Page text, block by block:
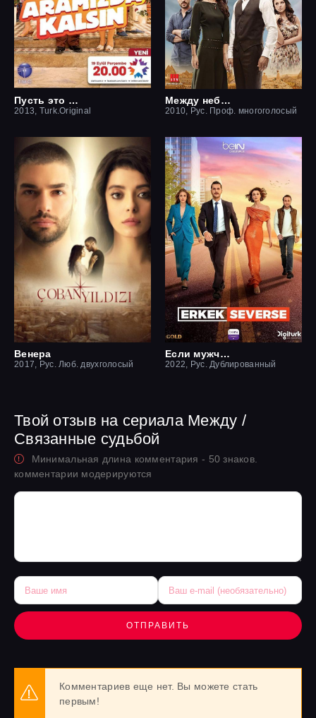
Пусть это останется между нами
2013, Turk.Original
Между небом и землей / Небесная любовь
2010, Рус. Проф. многоголосый
Венера
2017, Рус. Люб. двухголосый
Если мужчина влюблен
2022, Рус. Дублированный
Твой отзыв на сериала Между /
Связанные судьбой
Минимальная длина комментария - 50 знаков.
комментарии модерируются
ОТПРАВИТЬ
Комментариев еще нет. Вы можете стать
первым!